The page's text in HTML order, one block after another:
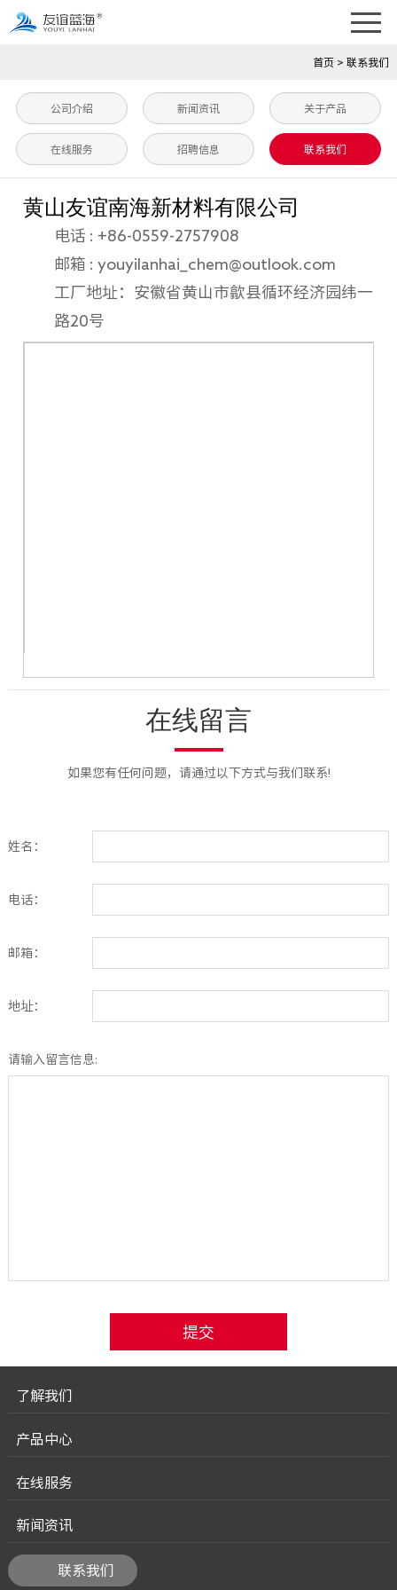
首页 >联系我们
公司介绍 新闻资讯 关于产品
在线服务 招聘信息 联系我们
黄山友谊南海新材料有限公司
电话 : +86-0559-2757908
邮箱 : youyilanhai_chem@outlook.com
工厂地址：安徽省黄山市歙县循环经济园纬一
路20号
在线留言
如果您有任何问题，请通过以下方式与我们联系!
姓名：
电话：
邮箱：
地址：
请输入留言信息:
了解我们
产品中心
在线服务
新闻资讯
联系我们